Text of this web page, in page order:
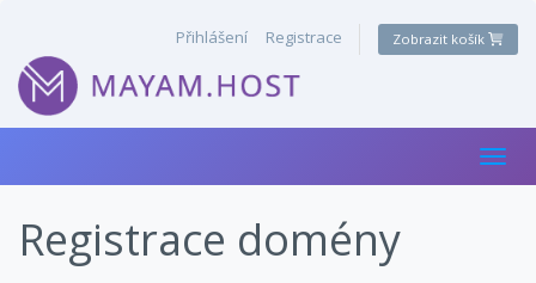
Přihlášení Registrace Zobrazit košík
Registrace domény